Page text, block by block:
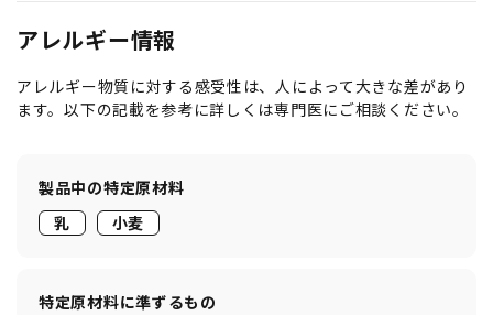
アレルギー情報
アレルギー物質に対する感受性は、人によって大きな差があり
ます。以下の記載を参考に詳しくは専門医にご相談ください。
製品中の特定原材料
乳
小麦
特定原材料に準ずるもの